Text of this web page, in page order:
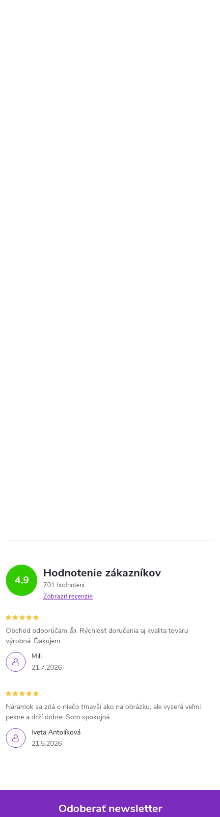
4,9 Hodnotenie zákazníkov
701 hodnotení
Zobraziť recenzie
Mili
21.7.2026
Obchod odporúčam 👍. Rýchlosť doručenia aj kvalita tovaru
výrobná. Ďakujem.
Iveta Antolíková
21.5.2026
Náramok sa zdá o niečo tmavší ako na obrázku, ale vyzerá veľmi
pekne a drží dobre. Som spokojná
Odoberať newsletter